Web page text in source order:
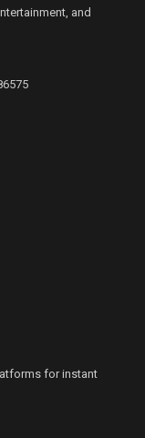
and
for instant